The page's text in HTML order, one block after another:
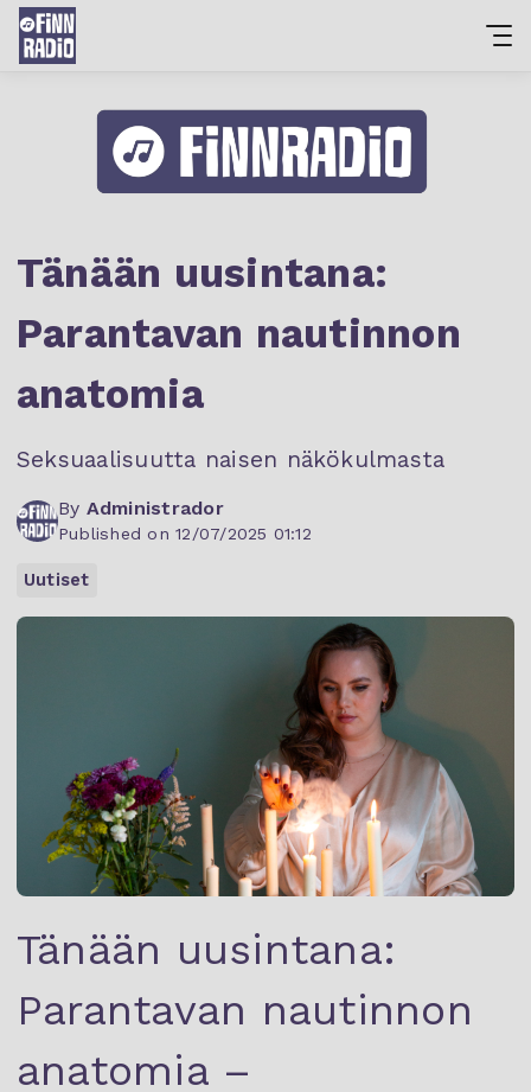
Tänään uusintana:
Parantavan nautinnon
anatomia
Seksuaalisuutta naisen näkökulmasta
By Administrador
Published on 12/07/2025 01:12
Uutiset
Tänään uusintana:
Parantavan nautinnon
anatomia –